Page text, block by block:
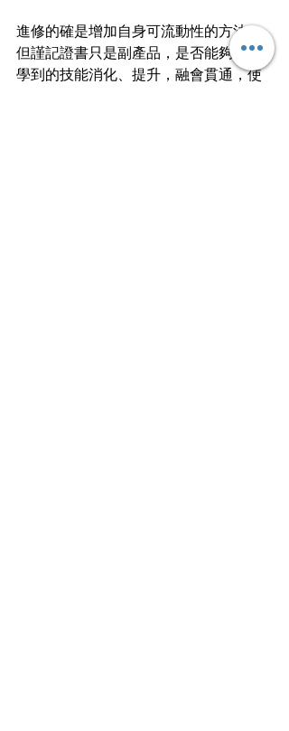
進修的確是增加自身可流動性的方法，
但謹記證書只是副產品，是否能夠把握
學到的技能消化、提升，融會貫通，使